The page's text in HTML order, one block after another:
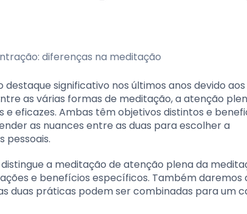
significativo nos últimos anos devido aos
as várias formas de meditação, a atenção
eficazes. Ambas têm objetivos distintos e
as nuances entre as duas para escolher a
pessoais.
a meditação de atenção plena da
e benefícios específicos. Também daremos
duas práticas podem ser combinadas para um